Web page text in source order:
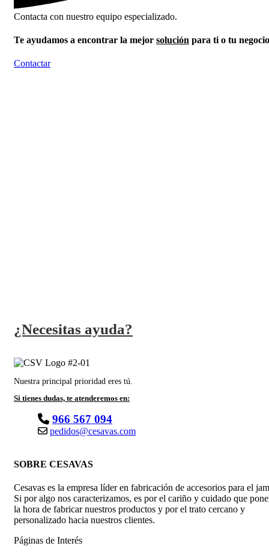
Contacta con nuestro equipo especializado.
Te ayudamos a encontrar la mejor solución para ti o tu negocio
Contactar
¿Necesitas ayuda?
Nuestra principal prioridad eres tú.
Si tienes dudas, te atenderemos en:
966 567 094
pedidos@cesavas.com
SOBRE CESAVAS
Cesavas es la empresa líder en fabricación de accesorios para el
Si por algo nos caracterizamos, es por el cariño y cuidado que
la hora de fabricar nuestros productos y por el trato cercano y
personalizado hacia nuestros clientes.
Páginas de Interés